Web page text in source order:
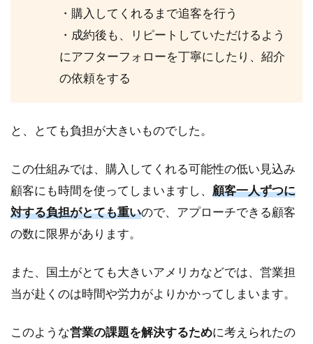
メリ
③ 将
来的
な売
り上
げを
予測
すい
3
サ
・購入してくれるまで追客を行う
・成約後も、リピートしていただけるよう
にアフターフォローを丁寧にしたり、紹介
の依頼をする
と、とても負担が大きいものでした。
この仕組みでは、購入してくれる可能性の低い見込み
顧客にも時間を使ってしまいますし、 顧客一人ずつに
対する負担がとても重いので、アプローチできる顧客
の数に限界があります。
また、国土がとても大きいアメリカなどでは、営業担
当が赴くのは時間や労力がよりかかってしまいます。
このような営業の課題を解決するために考えられたの